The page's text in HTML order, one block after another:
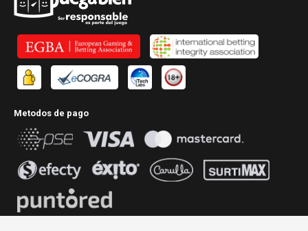
Metodos de pago